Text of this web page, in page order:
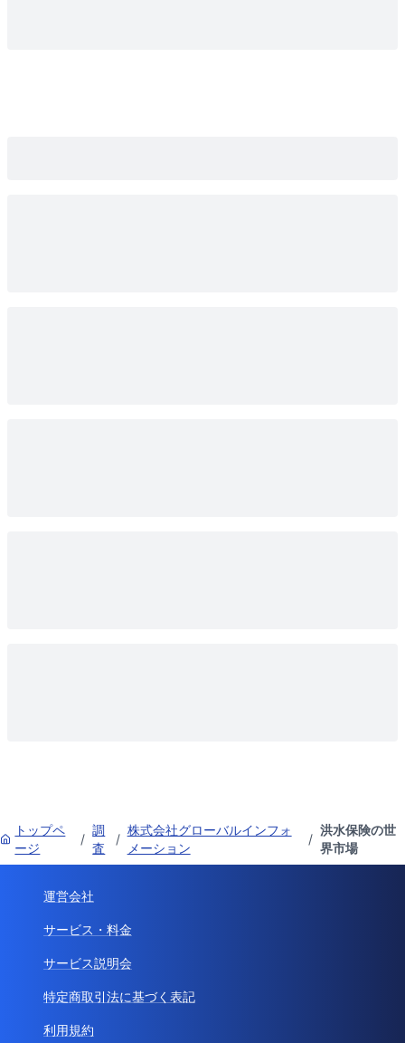
トップペ
ージ
/
調
査
/
株式会社グローバルインフォ
メーション
/
洪水保険の世
界市場
運営会社
サービス・料金
サービス説明会
特定商取引法に基づく表記
利用規約